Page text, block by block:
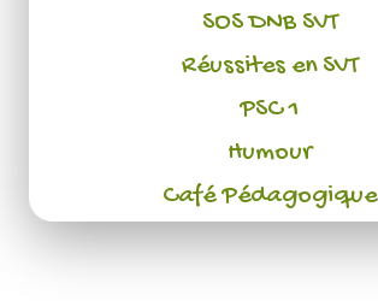
SOS DNB SVT
Réussites en SVT
PSC 1
Humour
Café Pédagogique